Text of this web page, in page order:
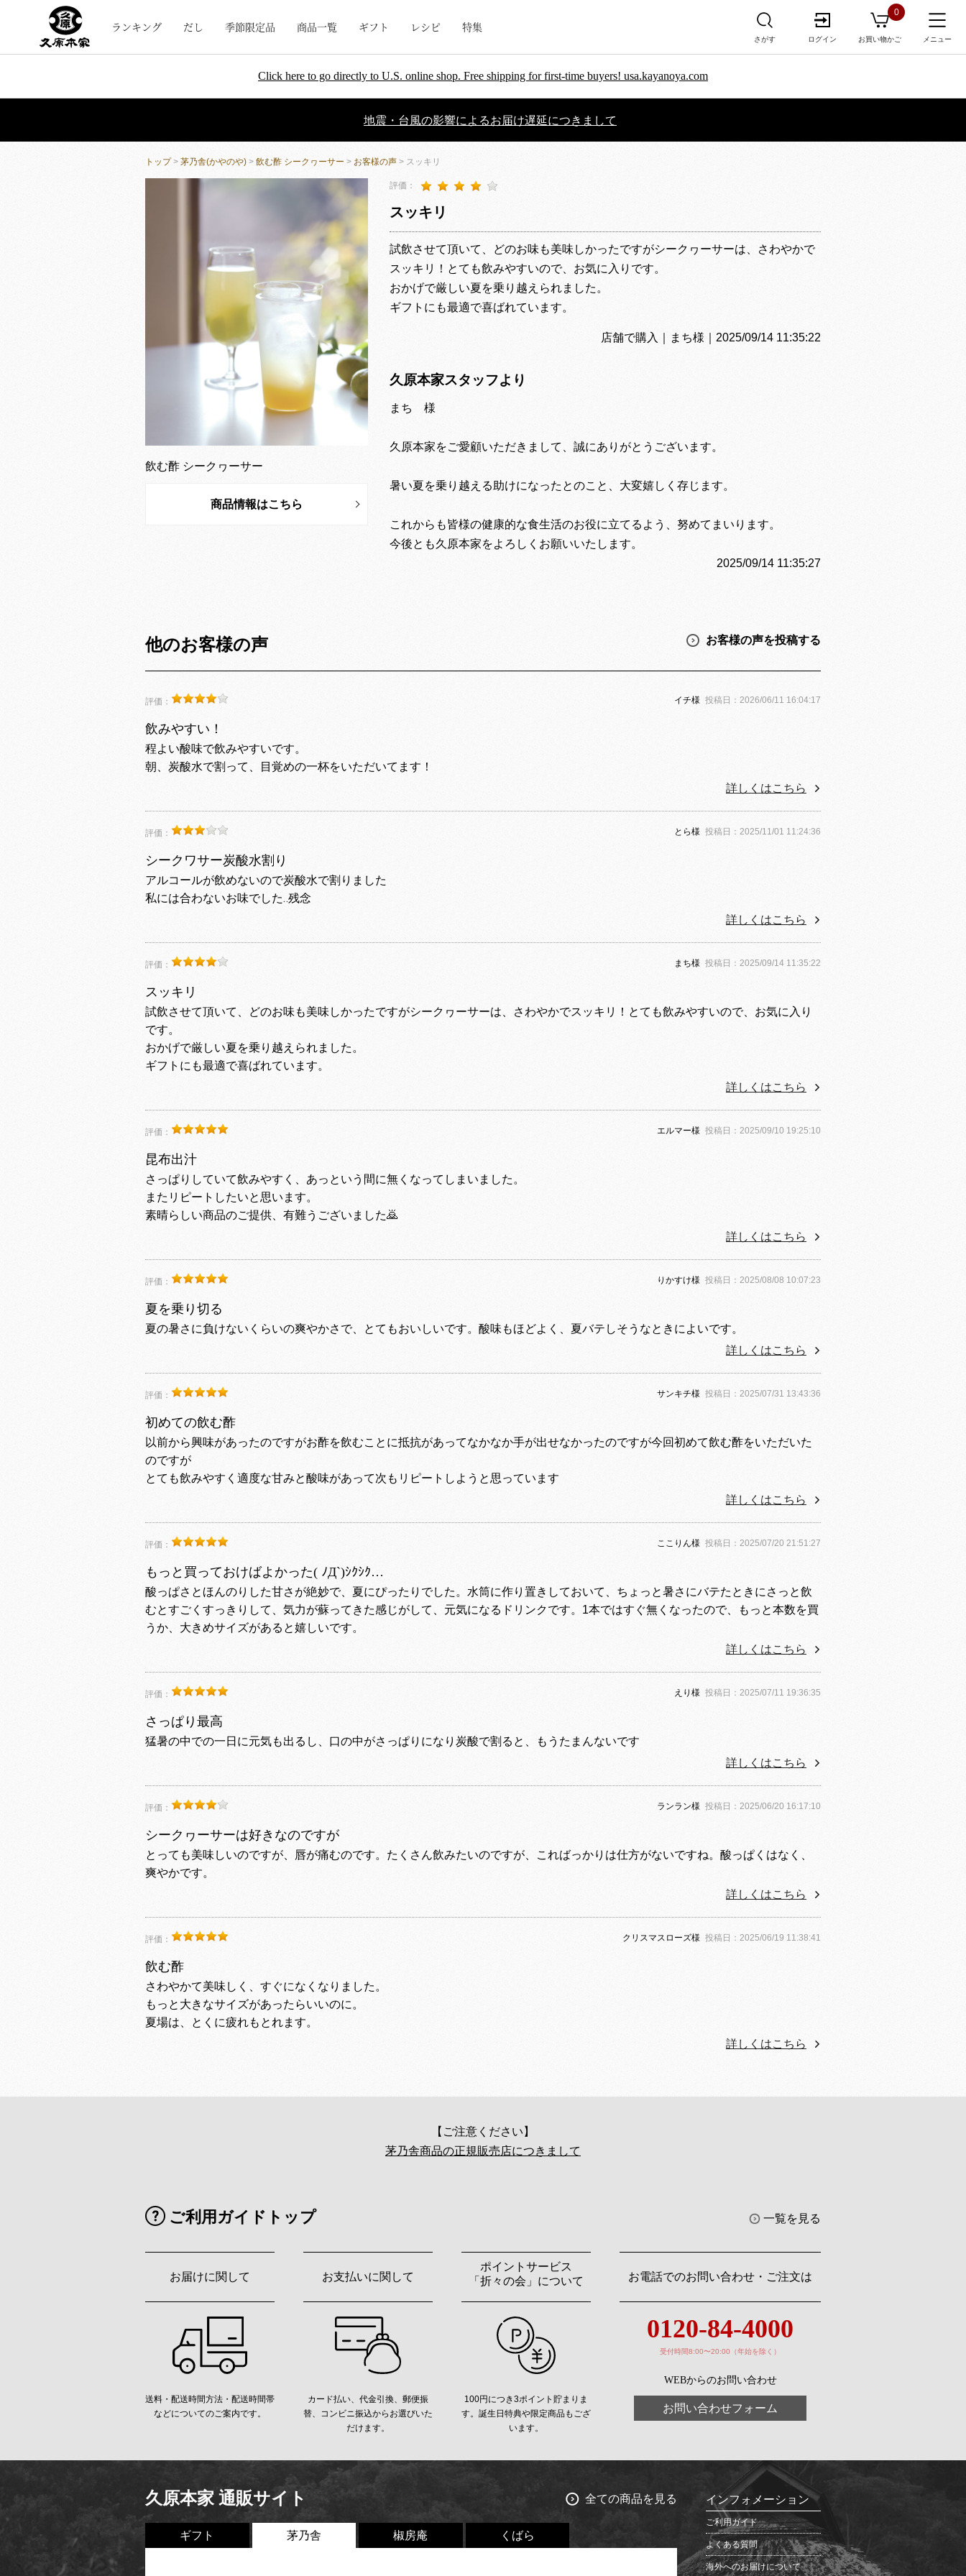
ランキング だし 季節限定品 商品一覧 ギフト レシピ 特集
さがす ログイン お買い物かご
0
メニュー
Click here to go directly to U.S. online shop. Free shipping for first-time buyers! usa.kayanoya.com
地震・台風の影響によるお届け遅延につきまして
トップ> 茅乃舎(かやのや) > 飲む酢 シークヮーサー > お客様の声 > スッキリ
飲む酢 シークヮーサー
商品情報はこちら
評価：
スッキリ
試飲させて頂いて、どのお味も美味しかったですがシークヮーサーは、さわやかで
スッキリ！とても飲みやすいので、お気に入りです。
おかげで厳しい夏を乗り越えられました。
ギフトにも最適で喜ばれています。
店舗で購入｜まち様｜2025/09/14 11:35:22
久原本家スタッフより
まち 様
久原本家をご愛顧いただきまして、誠にありがとうございます。
暑い夏を乗り越える助けになったとのこと、大変嬉しく存じます。
これからも皆様の健康的な食生活のお役に立てるよう、努めてまいります。
今後とも久原本家をよろしくお願いいたします。
2025/09/14 11:35:27
他のお客様の声 お客様の声を投稿する
評価： イチ様 投稿日：2026/06/11 16:04:17
飲みやすい！
程よい酸味で飲みやすいです。
朝、炭酸水で割って、目覚めの一杯をいただいてます！
詳しくはこちら
評価： とら様 投稿日：2025/11/01 11:24:36
シークワサー炭酸水割り
アルコールが飲めないので炭酸水で割りました
私には合わないお味でした‥残念
詳しくはこちら
評価： まち様 投稿日：2025/09/14 11:35:22
スッキリ
試飲させて頂いて、どのお味も美味しかったですがシークヮーサーは、さわやかでスッキリ！とても飲みやすいので、お気に入り
です。
おかげで厳しい夏を乗り越えられました。
ギフトにも最適で喜ばれています。
詳しくはこちら
評価： エルマー様 投稿日：2025/09/10 19:25:10
昆布出汁
さっぱりしていて飲みやすく、あっという間に無くなってしまいました。
またリピートしたいと思います。
素晴らしい商品のご提供、有難うございました🙇
詳しくはこちら
評価： りかすけ様 投稿日：2025/08/08 10:07:23
夏を乗り切る
夏の暑さに負けないくらいの爽やかさで、とてもおいしいです。酸味もほどよく、夏バテしそうなときによいです。
詳しくはこちら
評価： サンキチ様 投稿日：2025/07/31 13:43:36
初めての飲む酢
以前から興味があったのですがお酢を飲むことに抵抗があってなかなか手が出せなかったのですが今回初めて飲む酢をいただいた
のですが
とても飲みやすく適度な甘みと酸味があって次もリピートしようと思っています
詳しくはこちら
評価： ここりん様 投稿日：2025/07/20 21:51:27
もっと買っておけばよかった( ﾉД`)ｼｸｼｸ…
酸っぱさとほんのりした甘さが絶妙で、夏にぴったりでした。水筒に作り置きしておいて、ちょっと暑さにバテたときにさっと飲
むとすごくすっきりして、気力が蘇ってきた感じがして、元気になるドリンクです。1本ではすぐ無くなったので、もっと本数を買
うか、大きめサイズがあると嬉しいです。
詳しくはこちら
評価： えり様 投稿日：2025/07/11 19:36:35
さっぱり最高
猛暑の中での一日に元気も出るし、口の中がさっぱりになり炭酸で割ると、もうたまんないです
詳しくはこちら
評価： ランラン様 投稿日：2025/06/20 16:17:10
シークヮーサーは好きなのですが
とっても美味しいのですが、唇が痛むのです。たくさん飲みたいのですが、こればっかりは仕方がないですね。酸っぱくはなく、
爽やかです。
詳しくはこちら
評価： クリスマスローズ様 投稿日：2025/06/19 11:38:41
飲む酢
さわやかて美味しく、すぐになくなりました。
もっと大きなサイズがあったらいいのに。
夏場は、とくに疲れもとれます。
詳しくはこちら
【ご注意ください】
茅乃舎商品の正規販売店につきまして
ご利用ガイドトップ 一覧を見る
お届けに関して
送料・配送時間方法・配送時間帯
などについてのご案内です。
お支払いに関して
カード払い、代金引換、郵便振
替、コンビニ振込からお選びいた
だけます。
ポイントサービス
「折々の会」について
100円につき3ポイント貯まりま
す。誕生日特典や限定商品もござ
います。
お電話でのお問い合わせ・ご注文は
0120-84-4000
受付時間8:00〜20:00（年始を除く）
WEBからのお問い合わせ
お問い合わせフォーム
久原本家 通販サイト 全ての商品を見る
ギフト 茅乃舎 椒房庵 くばら
インフォメーション
ご利用ガイド
よくある質問
海外へのお届けについて